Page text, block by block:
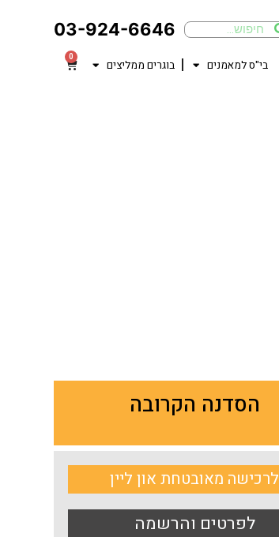
03-924-6646
בי"ס למאמנים בוגרים ממליצים
0
הסדנה הקרובה
לרכישה מאובטחת און ליין
לפרטים והרשמה